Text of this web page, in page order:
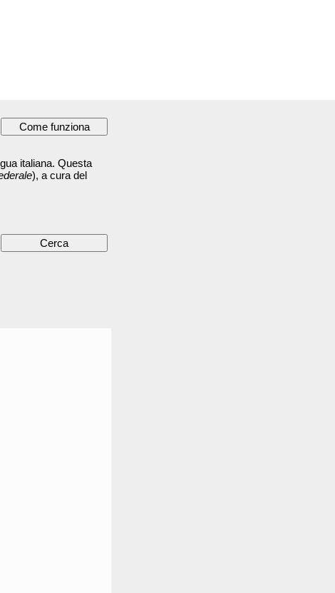
italiana. Questa
), a cura del